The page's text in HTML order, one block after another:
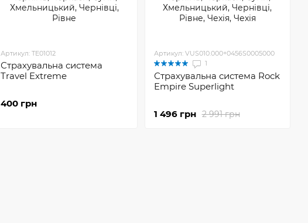
Артикул: TE01012
Страхувальна система
Travel Extreme
400 грн
Артикул: VUS010.000+0456S0005000
1
Страхувальна система Rock
Empire Superlight
2 991 грн
1 496 грн